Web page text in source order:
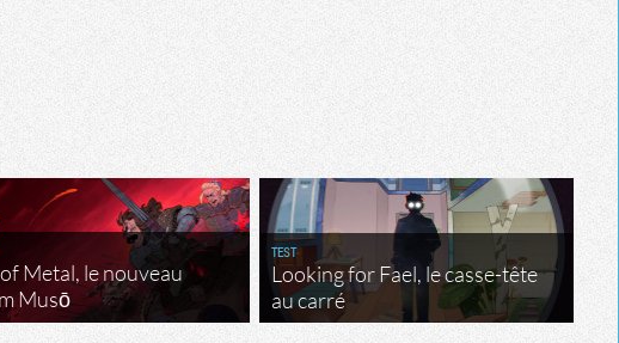
Metal, le nouveau
Musō
TEST
Looking for Fael, le casse-tête
au carré